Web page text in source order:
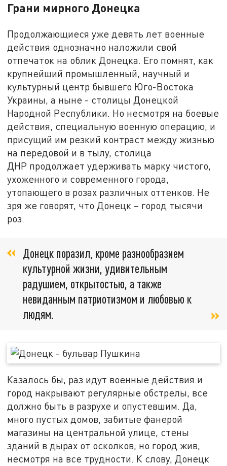
Грани мирного Донецка
Продолжающиеся уже девять лет военные
действия однозначно наложили свой
отпечаток на облик Донецка. Его помнят, как
крупнейший промышленный, научный и
культурный центр бывшего Юго-Востока
Украины, а ныне - столицы Донецкой
Народной Республики. Но несмотря на боевые
действия, специальную военную операцию, и
присущий им резкий контраст между жизнью
на передовой и в тылу, столица
ДНР продолжает удерживать марку чистого,
ухоженного и современного города,
утопающего в розах различных оттенков. Не
зря же говорят, что Донецк – город тысячи
роз.
Донецк поразил, кроме разнообразием
культурной жизни, удивительным
радушием, открытостью, а также
невиданным патриотизмом и любовью к
людям.
Казалось бы, раз идут военные действия и
город накрывают регулярные обстрелы, все
должно быть в разрухе и опустевшим. Да,
много пустых домов, забитые фанерой
магазины на центральной улице, стены
зданий в дырах от осколков, но город жив,
несмотря на все трудности. К слову, Донецк